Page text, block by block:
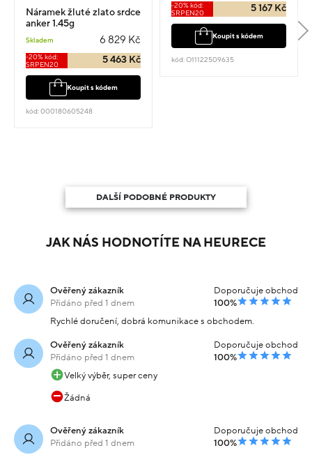
Náramek žluté zlato srdce
anker 1.45g
Skladem 6 829 Kč
-20% kód:
SRPEN20
5 463 Kč
Koupit s kódem
kód: 000180605248
-20% kód:
SRPEN20
5 167 Kč
Koupit s kódem
kód: O11122509635
DALŠÍ PODOBNÉ PRODUKTY
JAK NÁS HODNOTÍTE NA HEURECE
Ověřený zákazník
Přidáno před 1 dnem
Doporučuje obchod
100%
Rychlé doručení, dobrá komunikace s obchodem.
Ověřený zákazník
Přidáno před 1 dnem
Doporučuje obchod
100%
Velký výběr, super ceny
Žádná
Ověřený zákazník
Přidáno před 1 dnem
Doporučuje obchod
100%